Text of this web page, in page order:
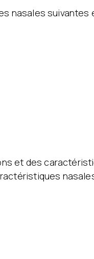
nasales
et des